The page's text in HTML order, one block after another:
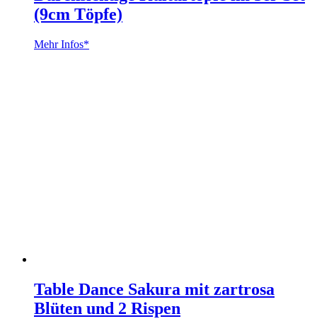
(9cm Töpfe)
Mehr Infos*
Table Dance Sakura mit zartrosa
Blüten und 2 Rispen